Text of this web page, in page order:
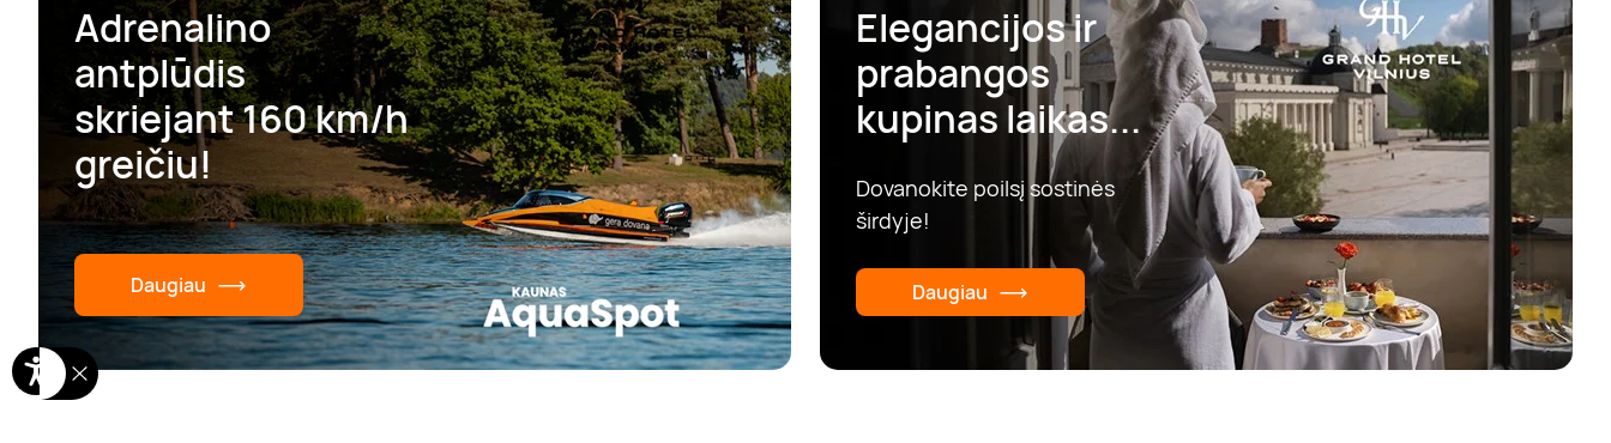
Adrenalino
antplūdis
skriejant 160 km/h
greičiu!
Daugiau
Elegancijos ir
prabangos
kupinas laikas...
Dovanokite poilsį sostinės
širdyje!
Daugiau